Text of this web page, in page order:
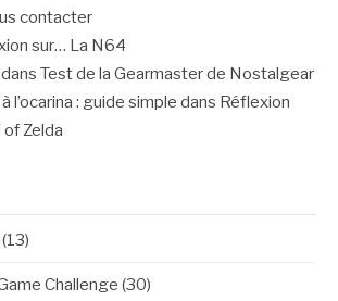
contacter
sur… La N64
dans Test de la Gearmaster de Nostalgear
l’ocarina : guide simple dans Réflexion
Zelda
(13)
Challenge (30)